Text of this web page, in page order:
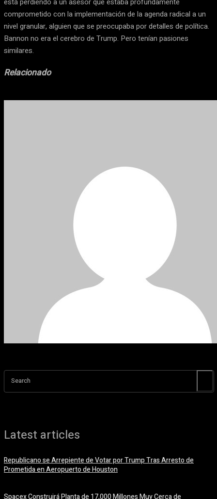
comprometido con la implementación de la agenda radical a un
nivel granular, alguien que se preocupaba por detalles de política.
Bannon no era el cerebro de Trump. Pero tenían pasiones
similares.
Relacionado
Search
Latest articles
Republicano se Arrepiente de Votar por Trump Tras Arresto de
Prometida en Aeropuerto de Houston
Spacex Construirá Planta de 17,000 Millones Muy Cerca de